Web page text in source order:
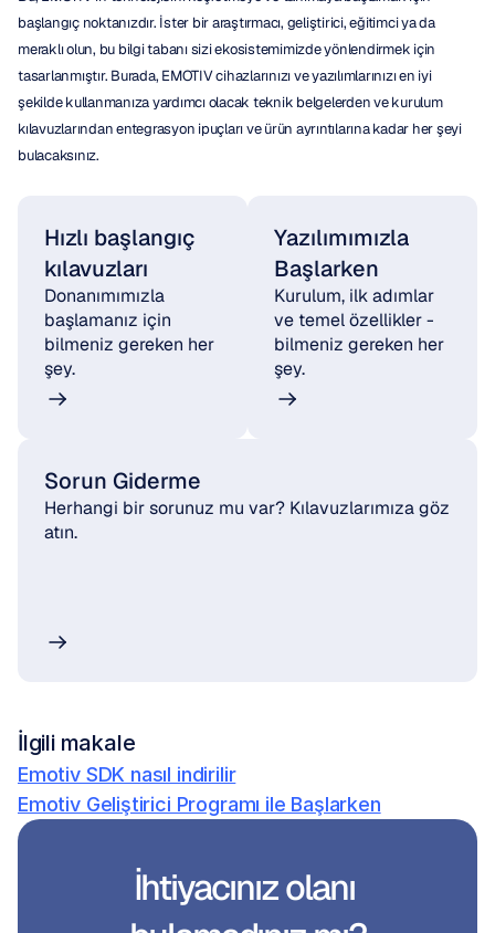
başlangıç noktanızdır. İster bir araştırmacı, geliştirici, eğitimci ya da
meraklı olun, bu bilgi tabanı sizi ekosistemimizde yönlendirmek için
tasarlanmıştır. Burada, EMOTIV cihazlarınızı ve yazılımlarınızı en iyi
şekilde kullanmanıza yardımcı olacak teknik belgelerden ve kurulum
kılavuzlarından entegrasyon ipuçları ve ürün ayrıntılarına kadar her şeyi
bulacaksınız.
Hızlı başlangıç
kılavuzları
Donanımımızla
başlamanız için
bilmeniz gereken her
şey.
Yazılımımızla
Başlarken
Kurulum, ilk adımlar
ve temel özellikler -
bilmeniz gereken her
şey.
Sorun Giderme
Herhangi bir sorunuz mu var? Kılavuzlarımıza göz
atın.
İlgili makale
Emotiv SDK nasıl indirilir
Emotiv Geliştirici Programı ile Başlarken
İhtiyacınız olanı